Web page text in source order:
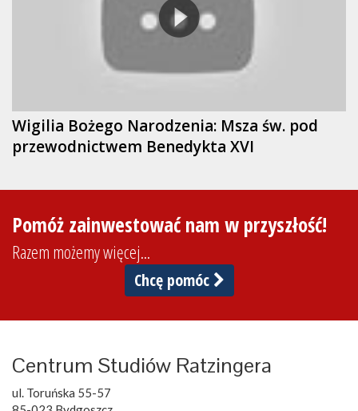
Wigilia Bożego Narodzenia: Msza św. pod
przewodnictwem Benedykta XVI
Pomóż zainwestować nam w przyszłość!
Razem możemy więcej...
Chcę pomóc
Centrum Studiów Ratzingera
ul. Toruńska 55-57